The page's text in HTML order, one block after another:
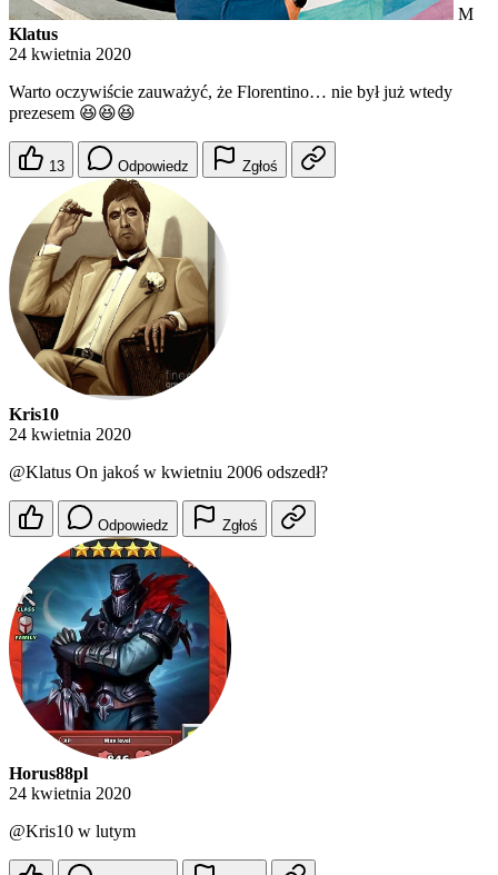
M
Klatus
24 kwietnia 2020
Warto oczywiście zauważyć, że Florentino… nie był już wtedy
prezesem 😆😆😆
13 Odpowiedz Zgłoś
Kris10
24 kwietnia 2020
@Klatus On jakoś w kwietniu 2006 odszedł?
Odpowiedz Zgłoś
Horus88pl
24 kwietnia 2020
@Kris10 w lutym